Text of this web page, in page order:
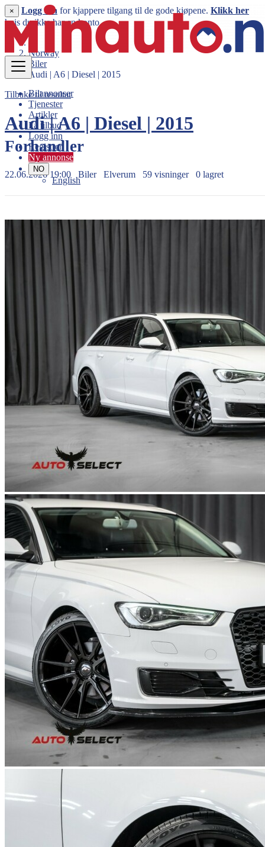
Bilannonser
Tjenester
Artikler
Få tilbud
Logg inn
Registrer
Ny annonse
NO
English
× Logg inn for kjappere tilgang til de gode kjøpene. Klikk her
hvis du ikke har en konto.
Norway
Biler
Audi | A6 | Diesel | 2015
Tilbake til resultat
Audi | A6 | Diesel | 2015
Forhandler
22.06.2026 19:00 Biler Elverum 59 visninger 0 lagret